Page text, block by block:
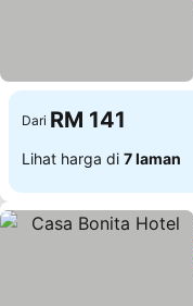
Dari RM 141
Lihat harga di 7 laman